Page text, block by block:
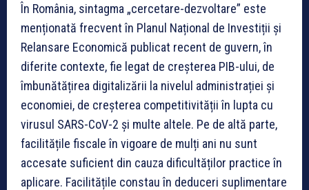
În România, sintagma „cercetare-dezvoltare” este
menționată frecvent în Planul Național de Investiții și
Relansare Economică publicat recent de guvern, în
diferite contexte, fie legat de creșterea PIB-ului, de
îmbunătățirea digitalizării la nivelul administrației și
economiei, de creșterea competitivității în lupta cu
virusul SARS-CoV-2 și multe altele. Pe de altă parte,
facilitățile fiscale în vigoare de mulți ani nu sunt
accesate suficient din cauza dificultăților practice în
aplicare. Facilitățile constau în deduceri suplimentare